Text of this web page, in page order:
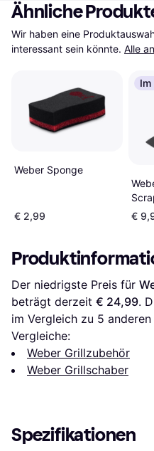
Ähnliche
Wir haben eine
interessant sein könnte. Alle
Weber Sponge
€ 2,99
Im
€
Der niedrigste Preis für
beträgt derzeit € 24,99.
im Vergleich zu 5 anderen
Vergleiche:
Weber Grillzubehör
Weber Grillschaber
Spezifikationen